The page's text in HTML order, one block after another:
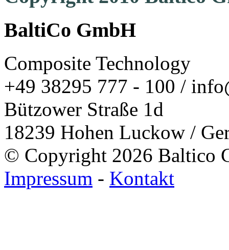
BaltiCo GmbH
Composite Technology
+49 38295 777 - 100 /
Bützower Straße 1d
18239 Hohen Luckow /
© Copyright 2026 Baltico
Impressum - Kontakt